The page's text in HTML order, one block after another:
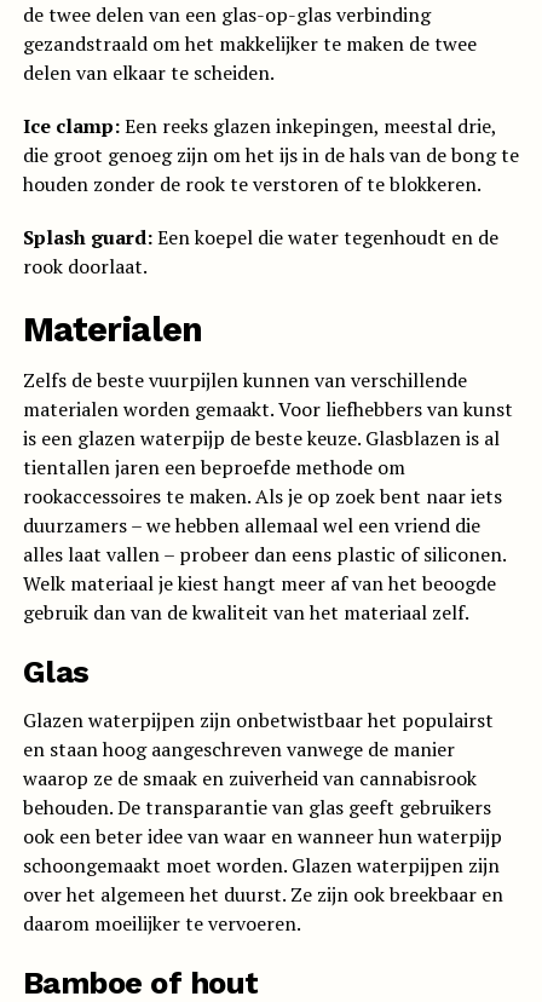
de twee delen van een glas-op-glas verbinding
gezandstraald om het makkelijker te maken de twee
delen van elkaar te scheiden.
Ice clamp:Een reeks glazen inkepingen, meestal drie,
die groot genoeg zijn om het ijs in de hals van de bong te
houden zonder de rook te verstoren of te blokkeren.
Splash guard:Een koepel die water tegenhoudt en de
rook doorlaat.
Materialen
Zelfs de beste vuurpijlen kunnen van verschillende
materialen worden gemaakt. Voor liefhebbers van kunst
is een glazen waterpijp de beste keuze. Glasblazen is al
tientallen jaren een beproefde methode om
rookaccessoires te maken. Als je op zoek bent naar iets
duurzamers – we hebben allemaal wel een vriend die
alles laat vallen – probeer dan eens plastic of siliconen.
Welk materiaal je kiest hangt meer af van het beoogde
gebruik dan van de kwaliteit van het materiaal zelf.
Glas
Glazen waterpijpen zijn onbetwistbaar het populairst
en staan hoog aangeschreven vanwege de manier
waarop ze de smaak en zuiverheid van cannabisrook
behouden. De transparantie van glas geeft gebruikers
ook een beter idee van waar en wanneer hun waterpijp
schoongemaakt moet worden. Glazen waterpijpen zijn
over het algemeen het duurst. Ze zijn ook breekbaar en
daarom moeilijker te vervoeren.
Bamboe of hout